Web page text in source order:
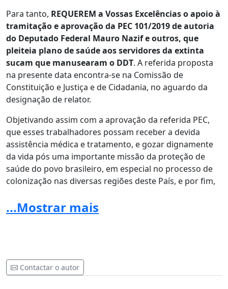
Para tanto, REQUEREM a Vossas Excelências o apoio à
tramitação e aprovação da PEC 101/2019 de autoria
do Deputado Federal Mauro Nazif e outros, que
pleiteia plano de saúde aos servidores da extinta
sucam que manusearam o DDT. A referida proposta
na presente data encontra-se na Comissão de
Constituição e Justiça e de Cidadania, no aguardo da
designação de relator.
Objetivando assim com a aprovação da referida PEC,
que esses trabalhadores possam receber a devida
assistência médica e tratamento, e gozar dignamente
da vida pós uma importante missão da proteção de
saúde do povo brasileiro, em especial no processo de
colonização nas diversas regiões deste País, e por fim,
trabalhadores.
ro.org.br/pela-aprovacao-da-pec-1012019-que-pleiteia-
plano-de-saude-aos-sucanzeiros-do-brasil-que-
...Mostrar mais
Contactar o autor